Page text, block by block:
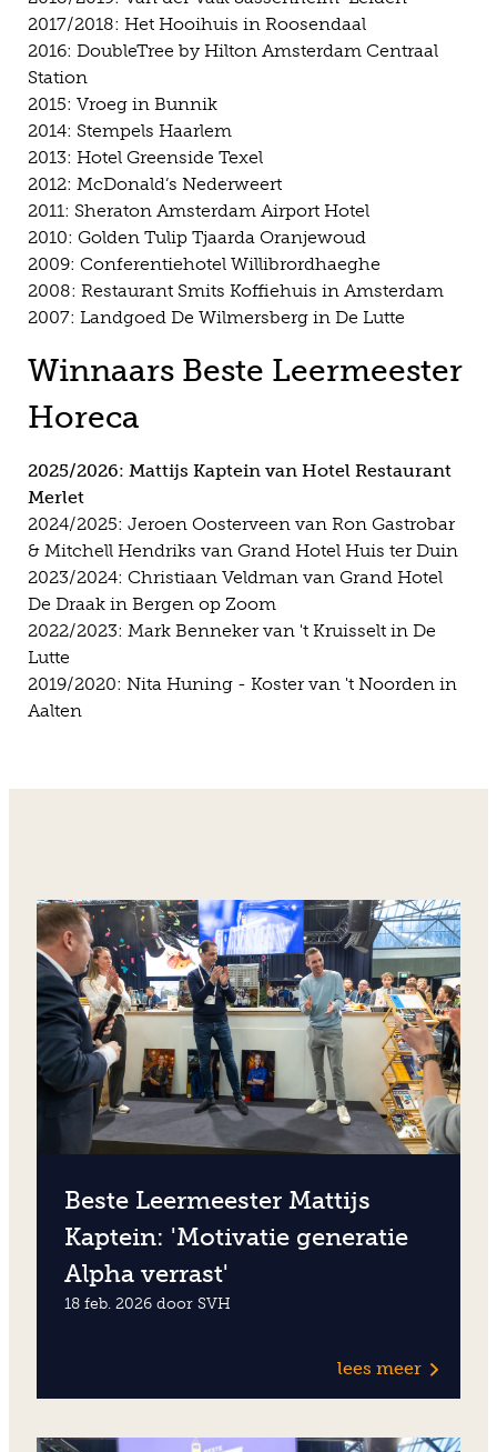
2017/2018: Het Hooihuis in Roosendaal
2016: DoubleTree by Hilton Amsterdam Centraal
Station
2015: Vroeg in Bunnik
2014: Stempels Haarlem
2013: Hotel Greenside Texel
2012: McDonald’s Nederweert
2011: Sheraton Amsterdam Airport Hotel
2010: Golden Tulip Tjaarda Oranjewoud
2009: Conferentiehotel Willibrordhaeghe
2008: Restaurant Smits Koffiehuis in Amsterdam
2007: Landgoed De Wilmersberg in De Lutte
Winnaars Beste Leermeester
Horeca
2025/2026: Mattijs Kaptein van Hotel Restaurant
Merlet
2024/2025: Jeroen Oosterveen van Ron Gastrobar
& Mitchell Hendriks van Grand Hotel Huis ter Duin
2023/2024: Christiaan Veldman van Grand Hotel
De Draak in Bergen op Zoom
2022/2023: Mark Benneker van 't Kruisselt in De
Lutte
2019/2020: Nita Huning - Koster van 't Noorden in
Aalten
Beste Leermeester Mattijs
Kaptein: 'Motivatie generatie
Alpha verrast'
18 feb. 2026 door SVH
lees meer